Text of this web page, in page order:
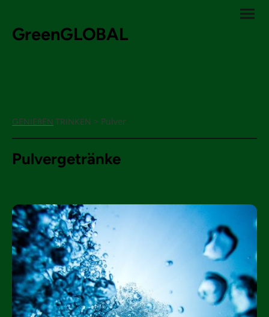
GreenGLOBAL
GENIEßEN TRINKEN > Pulver
Pulvergetränke